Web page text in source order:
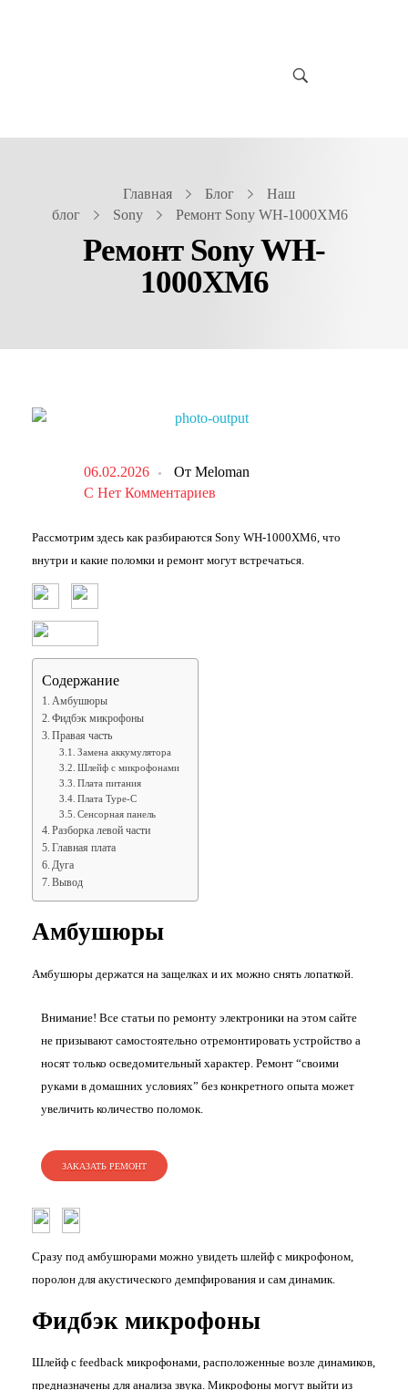
Главная Блог
Наш
блог
Sony Ремонт Sony WH-1000XM6
Ремонт Sony WH-
1000XM6
06.02.2026 От Meloman
С Нет Комментариев
Рассмотрим здесь как разбираются Sony WH-1000XM6, что
внутри и какие поломки и ремонт могут встречаться.
Содержание
Амбушюры
Фидбэк микрофоны
Правая часть
Замена аккумулятора
Шлейф с микрофонами
Плата питания
Плата Type-C
Сенсорная панель
Разборка левой части
Главная плата
Дуга
Вывод
Амбушюры
Амбушюры держатся на защелках и их можно снять лопаткой.
Внимание! Все статьи по ремонту электроники на этом сайте
не призывают самостоятельно отремонтировать устройство а
носят только осведомительный характер. Ремонт “своими
руками в домашних условиях” без конкретного опыта может
увеличить количество поломок.
ЗАКАЗАТЬ РЕМОНТ
Сразу под амбушюрами можно увидеть шлейф с микрофоном,
поролон для акустического демпфирования и сам динамик.
Фидбэк микрофоны
Шлейф с feedback микрофонами, расположенные возле динамиков,
предназначены для анализа звука. Микрофоны могут выйти из